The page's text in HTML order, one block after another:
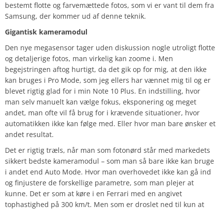
bestemt flotte og farvemættede fotos, som vi er vant til dem fra
Samsung, der kommer ud af denne teknik.
Gigantisk kameramodul
Den nye megasensor tager uden diskussion nogle utroligt flotte
og detaljerige fotos, man virkelig kan zoome i. Men
begejstringen aftog hurtigt, da det gik op for mig, at den ikke
kan bruges i Pro Mode, som jeg ellers har vænnet mig til og er
blevet rigtig glad for i min Note 10 Plus. En indstilling, hvor
man selv manuelt kan vælge fokus, eksponering og meget
andet, man ofte vil få brug for i krævende situationer, hvor
automatikken ikke kan følge med. Eller hvor man bare ønsker et
andet resultat.
Det er rigtig træls, når man som fotonørd står med markedets
sikkert bedste kameramodul – som man så bare ikke kan bruge
i andet end Auto Mode. Hvor man overhovedet ikke kan gå ind
og finjustere de forskellige parametre, som man plejer at
kunne. Det er som at køre i en Ferrari med en angivet
tophastighed på 300 km/t. Men som er droslet ned til kun at